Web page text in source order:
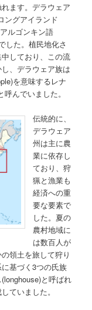
ます。デラウェア
ングアイランド
ルゴンキン語
した。植民地化さ
しており、この流
、デラウェア族は
を意味するレナ
んでいました。
伝統的に、
デラウェア
州は主に農
業に依存し
ており、狩
猟と漁業も
経済への重
要な要素で
した。夏の
農村地域に
は数百人が
領土を旅して狩り
基づく3つの氏族
と呼ばれ
ていました。